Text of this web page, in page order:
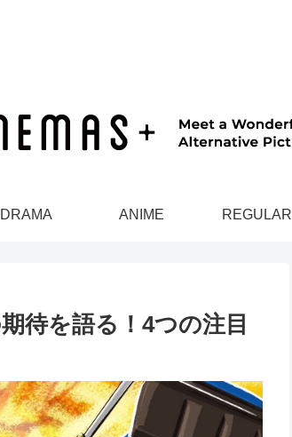
DRAMA ANIME REGULAR
待を語る！4つの注目